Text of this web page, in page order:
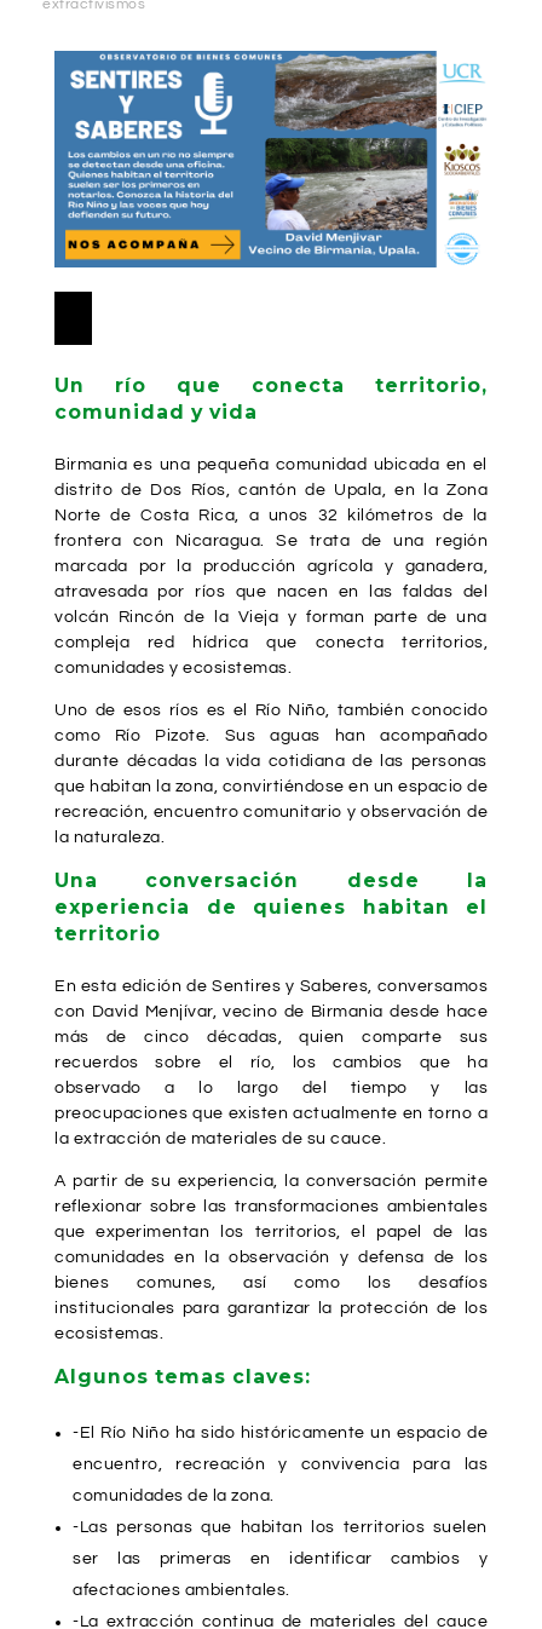
extractivismos
Un río que conecta territorio,
comunidad y vida
Birmania es una pequeña comunidad ubicada en el
distrito de Dos Ríos, cantón de Upala, en la Zona
Norte de Costa Rica, a unos 32 kilómetros de la
frontera con Nicaragua. Se trata de una región
marcada por la producción agrícola y ganadera,
atravesada por ríos que nacen en las faldas del
volcán Rincón de la Vieja y forman parte de una
compleja red hídrica que conecta territorios,
comunidades y ecosistemas.
Uno de esos ríos es el Río Niño, también conocido
como Río Pizote. Sus aguas han acompañado
durante décadas la vida cotidiana de las personas
que habitan la zona, convirtiéndose en un espacio de
recreación, encuentro comunitario y observación de
la naturaleza.
Una conversación desde la
experiencia de quienes habitan el
territorio
En esta edición de Sentires y Saberes, conversamos
con David Menjívar, vecino de Birmania desde hace
más de cinco décadas, quien comparte sus
recuerdos sobre el río, los cambios que ha
observado a lo largo del tiempo y las
preocupaciones que existen actualmente en torno a
la extracción de materiales de su cauce.
A partir de su experiencia, la conversación permite
reflexionar sobre las transformaciones ambientales
que experimentan los territorios, el papel de las
comunidades en la observación y defensa de los
bienes comunes, así como los desafíos
institucionales para garantizar la protección de los
ecosistemas.
Algunos temas claves:
-El Río Niño ha sido históricamente un espacio de
encuentro, recreación y convivencia para las
comunidades de la zona.
-Las personas que habitan los territorios suelen
ser las primeras en identificar cambios y
afectaciones ambientales.
-La extracción continua de materiales del cauce